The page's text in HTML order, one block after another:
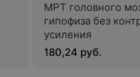
МРТ головного
гипофиза без
усиления
180,24 руб.